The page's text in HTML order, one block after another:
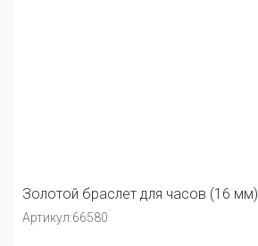
Золотой браслет для часов (16 мм)
Артикул:66580